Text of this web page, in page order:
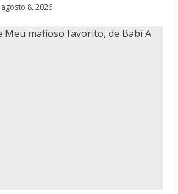
agosto 8, 2026